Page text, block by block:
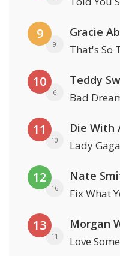
9
9
Gracie
That's So
10
6
Teddy
Bad
11
10
Die With
Lady
12
16
Nate
Fix What
13
11
Morgan
Love